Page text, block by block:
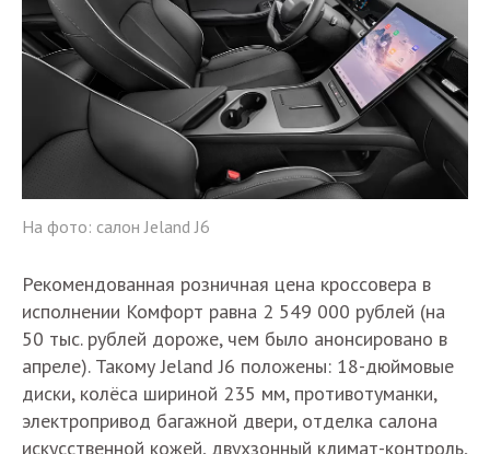
На фото: салон Jeland J6
Рекомендованная розничная цена кроссовера в
исполнении Комфорт равна 2 549 000 рублей (на
50 тыс. рублей дороже, чем было анонсировано в
апреле). Такому Jeland J6 положены: 18-дюймовые
диски, колёса шириной 235 мм, противотуманки,
электропривод багажной двери, отделка салона
искусственной кожей, двухзонный климат-контроль,